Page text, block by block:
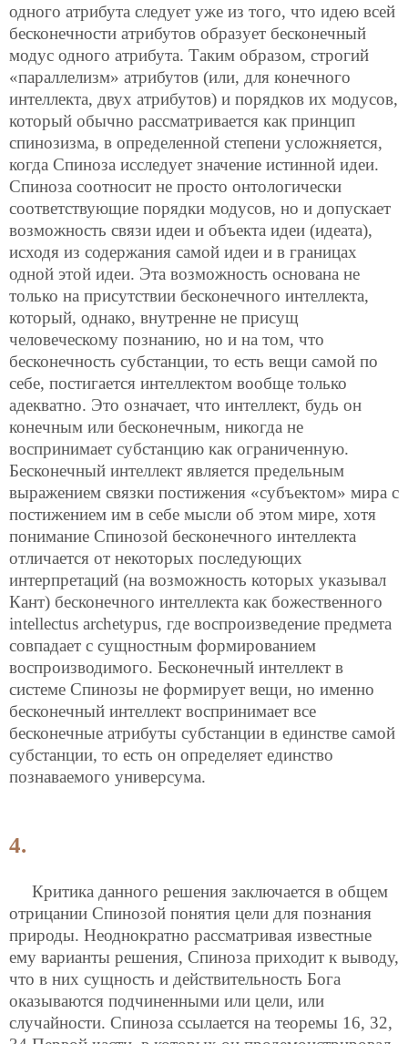
одного атрибута следует уже из того, что идею всей
бесконечности атрибутов образует бесконечный
модус одного атрибута. Таким образом, строгий
«параллелизм» атрибутов (или, для конечного
интеллекта, двух атрибутов) и порядков их модусов,
который обычно рассматривается как принцип
спинозизма, в определенной степени усложняется,
когда Спиноза исследует значение истинной идеи.
Спиноза соотносит не просто онтологически
соответствующие порядки модусов, но и допускает
возможность связи идеи и объекта идеи (идеата),
исходя из содержания самой идеи и в границах
одной этой идеи. Эта возможность основана не
только на присутствии бесконечного интеллекта,
который, однако, внутренне не присущ
человеческому познанию, но и на том, что
бесконечность субстанции, то есть вещи самой по
себе, постигается интеллектом вообще только
адекватно. Это означает, что интеллект, будь он
конечным или бесконечным, никогда не
воспринимает субстанцию как ограниченную.
Бесконечный интеллект является предельным
выражением связки постижения «субъектом» мира с
постижением им в себе мысли об этом мире, хотя
понимание Спинозой бесконечного интеллекта
отличается от некоторых последующих
интерпретаций (на возможность которых указывал
Кант) бесконечного интеллекта как божественного
intellectus archetypus, где воспроизведение предмета
совпадает с сущностным формированием
воспроизводимого. Бесконечный интеллект в
системе Спинозы не формирует вещи, но именно
бесконечный интеллект воспринимает все
бесконечные атрибуты субстанции в единстве самой
субстанции, то есть он определяет единство
познаваемого универсума.
4.
Критика данного решения заключается в общем
отрицании Спинозой понятия цели для познания
природы. Неоднократно рассматривая известные
ему варианты решения, Спиноза приходит к выводу,
что в них сущность и действительность Бога
оказываются подчиненными или цели, или
случайности. Спиноза ссылается на теоремы 16, 32,